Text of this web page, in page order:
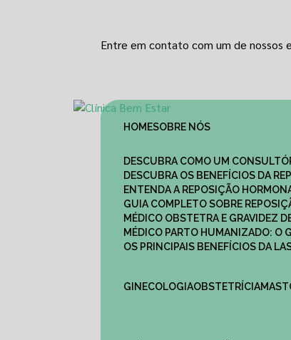
Entre em contato com um de nossos
HOME
SOBRE NÓS
DESCUBRA COMO UM
DESCUBRA OS BENEFÍCIOS DA
ENTENDA A REPOSIÇÃO
GUIA COMPLETO SOBRE
MÉDICO OBSTETRA E GRAVIDEZ
MÉDICO PARTO HUMANIZADO:
OS PRINCIPAIS BENEFÍCIOS DA
GINECOLOGIA
OBSTETRÍCIA